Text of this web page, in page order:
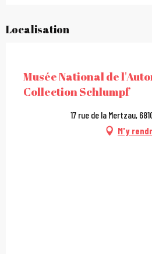
Localisation
Musée National de
Collection Schlumpf
17 rue de la Mertzau,
M'y